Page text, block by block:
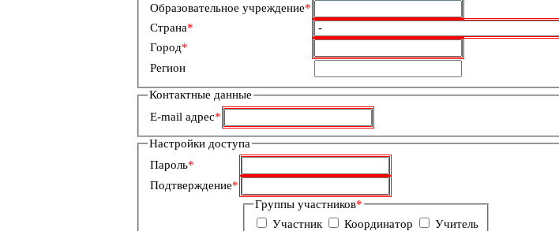
Обязательное
поле
Образовательное учреждение*
Обязательное
поле
Страна*
Обязательное
Город*
Регион
Контактные данные
Обязательное
E-mail адрес*
Настройки доступа
Обязательное
Пароль*
Обязательное
Подтверждение*
Обязательное
поле
Группы участников*
Участник
Координатор Учитель